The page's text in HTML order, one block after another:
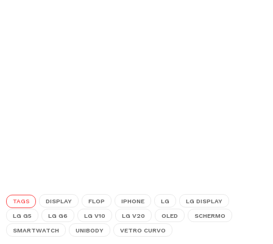
TAGS DISPLAY FLOP IPHONE LG LG DISPLAY
LG G5 LG G6 LG V10 LG V20 OLED SCHERMO
SMARTWATCH UNIBODY VETRO CURVO